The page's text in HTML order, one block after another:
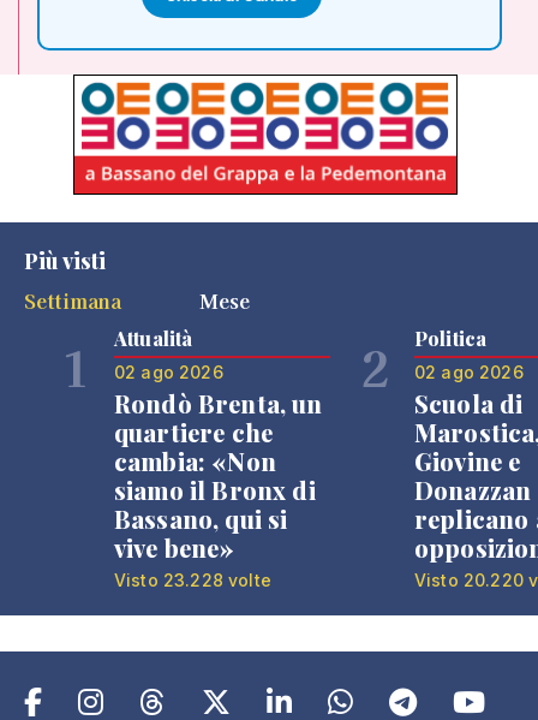
Più visti
Settimana
Mese
1 Attualità
02 ago 2026
Rondò Brenta, un
quartiere che
cambia: «Non
siamo il Bronx di
Bassano, qui si
vive bene»
Visto 23.228 volte
2 Politica
02 ago 2026
Scuola di
Giovine e
Donazzan
replicano
Visto 20.220